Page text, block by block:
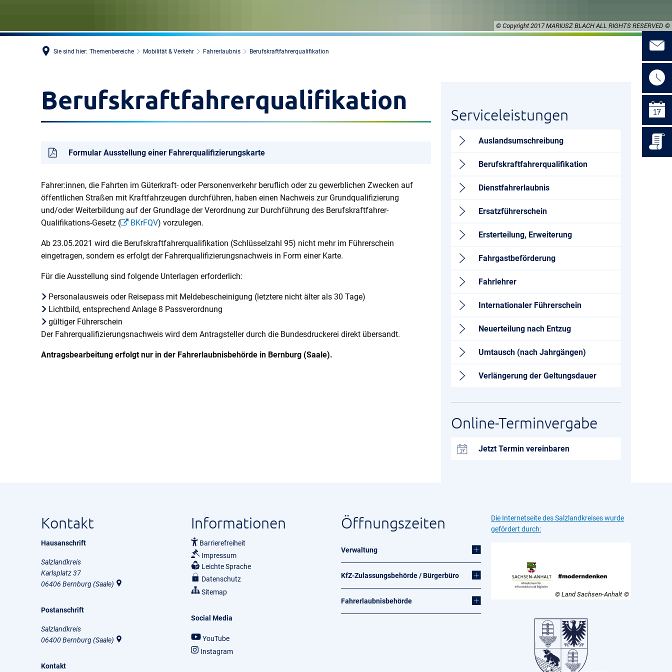
© Copyright 2017 MARIUSZ BLACH ALL RIGHTS RESERVED
Sie sind hier: Themenbereiche Mobilität & Verkehr Fahrerlaubnis Berufskraftfahrerqualifikation
Berufskraftfahrerqualifikation
Formular Ausstellung einer Fahrerqualifizierungskarte
Fahrer:innen, die Fahrten im Güterkraft- oder Personenverkehr beruflich oder zu gewerblichen Zwecken auf
öffentlichen Straßen mit Kraftfahrzeugen durchführen, haben einen Nachweis zur Grundqualifizierung
und/oder Weiterbildung auf der Grundlage der Verordnung zur Durchführung des Berufskraftfahrer-
Qualifikations-Gesetz (
BKrFQV) vorzulegen.
Ab 23.05.2021 wird die Berufskraftfahrerqualifikation (Schlüsselzahl 95) nicht mehr im Führerschein
eingetragen, sondern es erfolgt der Fahrerqualifizierungsnachweis in Form einer Karte.
Für die Ausstellung sind folgende Unterlagen erforderlich:
Personalausweis oder Reisepass mit Meldebescheinigung (letztere nicht älter als 30 Tage)
Lichtbild, entsprechend Anlage 8 Passverordnung
gültiger Führerschein
Der Fahrerqualifizierungsnachweis wird dem Antragsteller durch die Bundesdruckerei direkt übersandt.
Antragsbearbeitung erfolgt nur in der Fahrerlaubnisbehörde in Bernburg (Saale).
Serviceleistungen
Auslandsumschreibung
Berufskraftfahrerqualifikation
Dienstfahrerlaubnis
Ersatzführerschein
Ersterteilung, Erweiterung
Fahrgastbeförderung
Fahrlehrer
Internationaler Führerschein
Neuerteilung nach Entzug
Umtausch (nach Jahrgängen)
Verlängerung der Geltungsdauer
Online-Terminvergabe
Jetzt Termin vereinbaren
Kontakt
Hausanschrift
Salzlandkreis
Karlsplatz 37
06406 Bernburg (Saale)
Postanschrift
Salzlandkreis
06400Bernburg (Saale)
Kontakt
Informationen
Barrierefreiheit
Impressum
Leichte Sprache
Datenschutz
Sitemap
Social Media
YouTube
Instagram
Öffnungszeiten
Verwaltung
KfZ-Zulassungsbehörde / Bürgerbüro
Fahrerlaubnisbehörde
Die Internetseite des Salzlandkreises wurde
gefördert durch:
© Land Sachsen-Anhalt